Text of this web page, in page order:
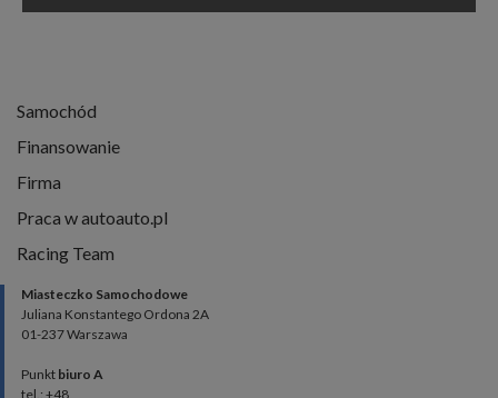
Samochód
Finansowanie
Firma
Praca w autoauto.pl
Racing Team
Miasteczko Samochodowe
Juliana Konstantego Ordona 2A
01-237 Warszawa
Punkt biuro A
tel.: +48